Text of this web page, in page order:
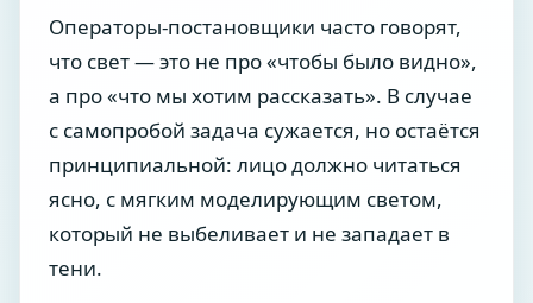
Операторы-постановщики часто говорят,
что свет — это не про «чтобы было видно»,
а про «что мы хотим рассказать». В случае
с самопробой задача сужается, но остаётся
принципиальной: лицо должно читаться
ясно, с мягким моделирующим светом,
который не выбеливает и не западает в
тени.